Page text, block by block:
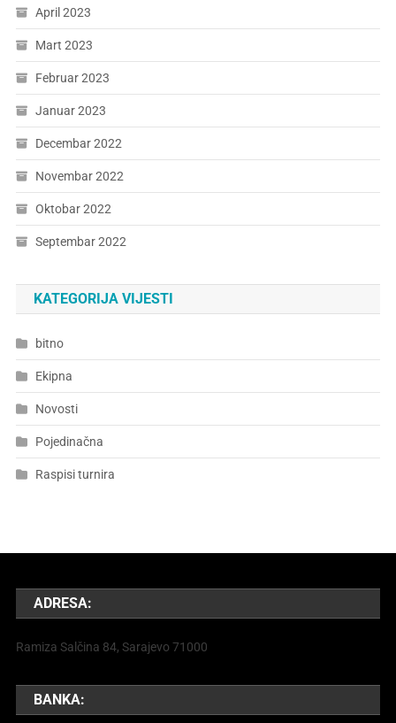
April 2023
Mart 2023
Februar 2023
Januar 2023
Decembar 2022
Novembar 2022
Oktobar 2022
Septembar 2022
KATEGORIJA VIJESTI
bitno
Ekipna
Novosti
Pojedinačna
Raspisi turnira
ADRESA:
Ramiza Salčina 84, Sarajevo 71000
BANKA: